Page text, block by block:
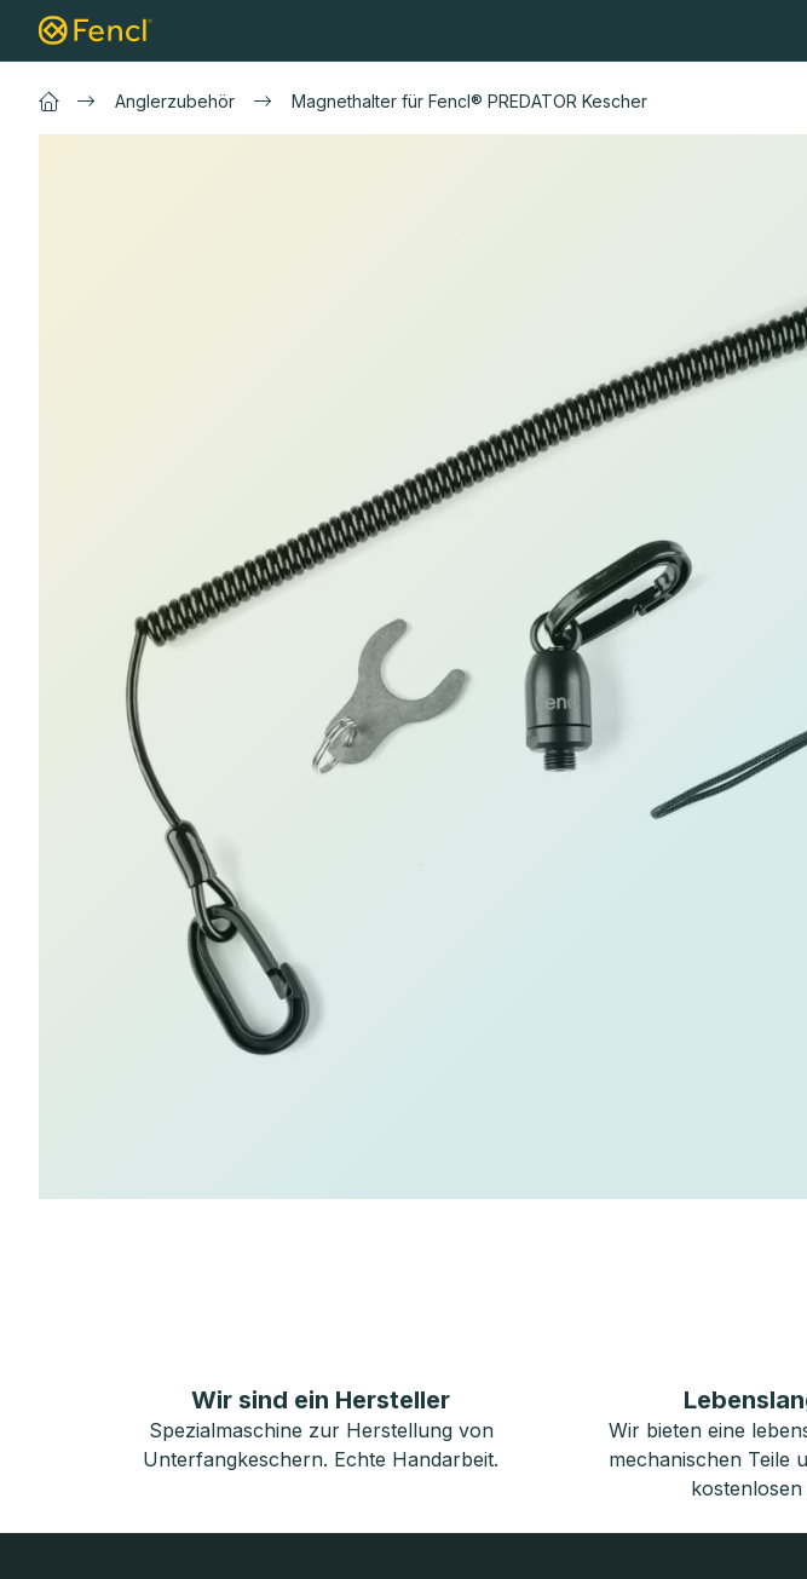
Inhalt
Anglerzubehör Magnethalter für Fencl® PREDATOR Kescher
Wir sind ein Hersteller
Spezialmaschine zur Herstellung von
Unterfangkeschern. Echte Handarbeit.
Wir bieten eine
mechanischen Teile
kostenlosen